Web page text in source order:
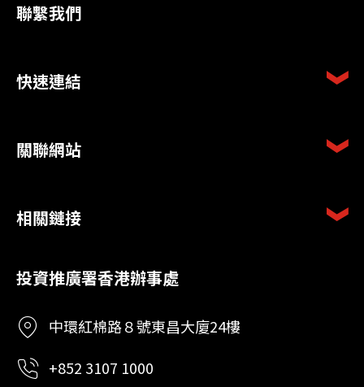
聯繫我們
快速連結
關聯網站
相關鏈接
投資推廣署香港辦事處
中環紅棉路８號東昌大廈24樓
+852 3107 1000